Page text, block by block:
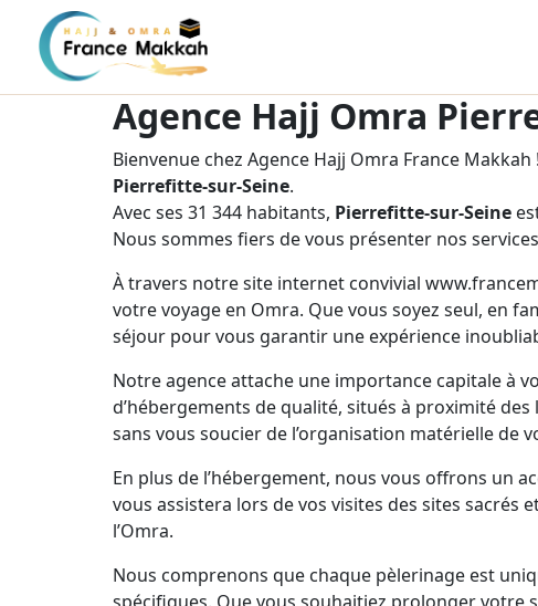
Agence Hajj Omra
Bienvenue chez Agence Hajj Omra France
Pierrefitte-sur-Seine.
Avec ses 31 344 habitants, Pierrefitte-sur-Seine
Nous sommes fiers de vous présenter nos
À travers notre site internet convivial
votre voyage en Omra. Que vous soyez seul, en
séjour pour vous garantir une expérience
Notre agence attache une importance capitale à
d’hébergements de qualité, situés à proximité
sans vous soucier de l’organisation matérielle de
En plus de l’hébergement, nous vous offrons un
vous assistera lors de vos visites des sites
l’Omra.
Nous comprenons que chaque pèlerinage est